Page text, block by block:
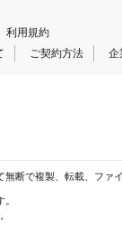
利用規約
ご契約方法 企
断で複製、転載、ファ